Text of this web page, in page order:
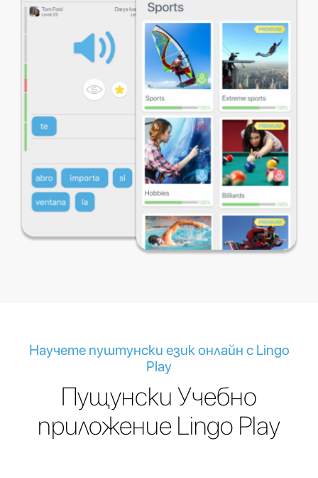
Научете пуштунски език онлайн с Lingo
Play
Пущунски Учебно
приложение Lingo Play